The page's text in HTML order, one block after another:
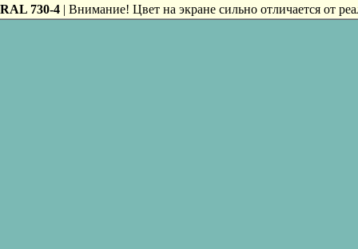
RAL 730-4 | Внимание! Цвет на экране сильно отличается от